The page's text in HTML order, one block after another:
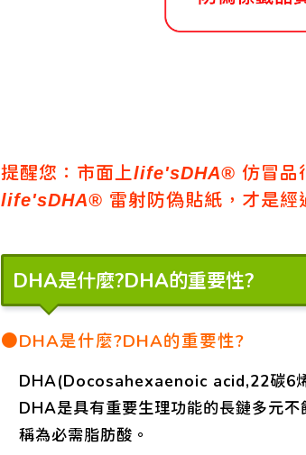
提醒您：市面上life'sDHA® 仿冒品
life'sDHA® 雷射防偽貼紙，才是經
DHA是什麼?DHA的重要性?
●DHA是什麼?DHA的重要性?
DHA(Docosahexaenoic acid,22碳6
DHA是具有重要生理功能的長鏈多元
稱為必需脂肪酸。